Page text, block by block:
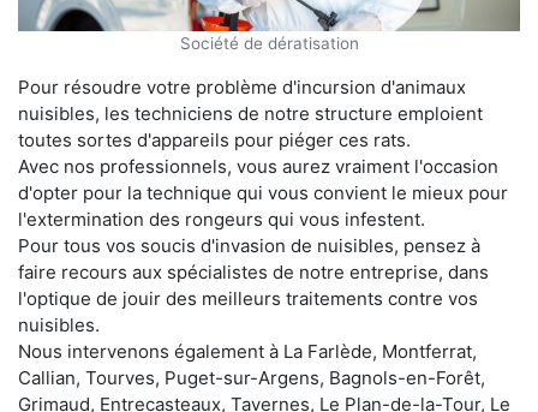
Société de dératisation
Pour résoudre votre problème d'incursion d'animaux
nuisibles, les techniciens de notre structure emploient
toutes sortes d'appareils pour piéger ces rats.
Avec nos professionnels, vous aurez vraiment l'occasion
d'opter pour la technique qui vous convient le mieux pour
l'extermination des rongeurs qui vous infestent.
Pour tous vos soucis d'invasion de nuisibles, pensez à
faire recours aux spécialistes de notre entreprise, dans
l'optique de jouir des meilleurs traitements contre vos
nuisibles.
Nous intervenons également à La Farlède, Montferrat,
Callian, Tourves, Puget-sur-Argens, Bagnols-en-Forêt,
Grimaud, Entrecasteaux, Tavernes, Le Plan-de-la-Tour, Le